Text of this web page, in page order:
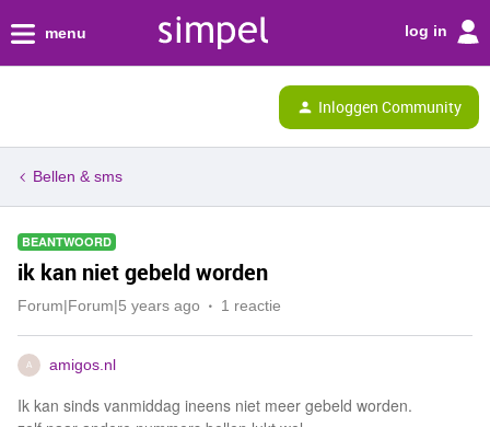
menu log in
Inloggen Community
Bellen & sms
BEANTWOORD
ik kan niet gebeld worden
Forum|Forum|5 years ago 1 reactie
A amigos.nl
Ik kan sinds vanmiddag ineens niet meer gebeld worden.